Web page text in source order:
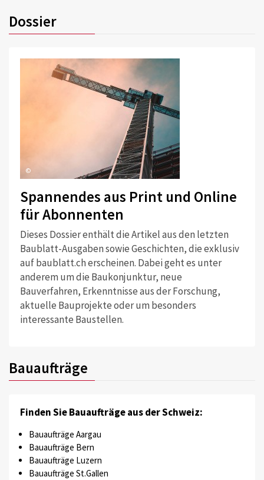
Dossier
©
Spannendes aus Print und Online
für Abonnenten
Dieses Dossier enthält die Artikel aus den letzten
Baublatt-Ausgaben sowie Geschichten, die exklusiv
auf baublatt.ch erscheinen. Dabei geht es unter
anderem um die Baukonjunktur, neue
Bauverfahren, Erkenntnisse aus der Forschung,
aktuelle Bauprojekte oder um besonders
interessante Baustellen.
Bauaufträge
Finden Sie Bauaufträge aus der Schweiz:
Bauaufträge Aargau
Bauaufträge Bern
Bauaufträge Luzern
Bauaufträge St.Gallen